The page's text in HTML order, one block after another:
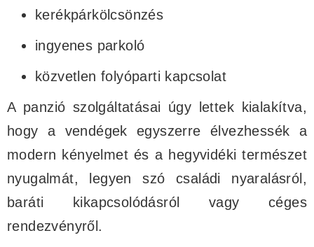
kerékpárkölcsönzés
ingyenes parkoló
közvetlen folyóparti kapcsolat
A panzió szolgáltatásai úgy lettek kialakítva,
hogy a vendégek egyszerre élvezhessék a
modern kényelmet és a hegyvidéki természet
nyugalmát, legyen szó családi nyaralásról,
baráti kikapcsolódásról vagy céges
rendezvényről.